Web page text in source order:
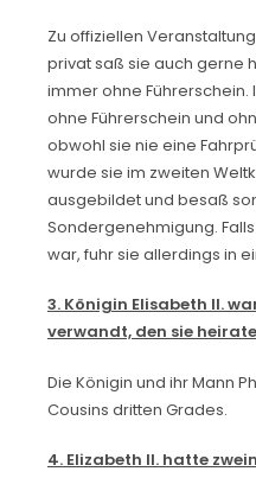
Zu offiziellen
privat saß sie auch gerne
immer ohne Führerschein.
ohne Führerschein und
obwohl sie nie eine
wurde sie im zweiten
ausgebildet und besaß
Sondergenehmigung.
war, fuhr sie allerdings in
3. Königin Elisabeth II.
verwandt, den sie
Die Königin und ihr Mann
Cousins dritten Grades.
4. Elizabeth II. hatte